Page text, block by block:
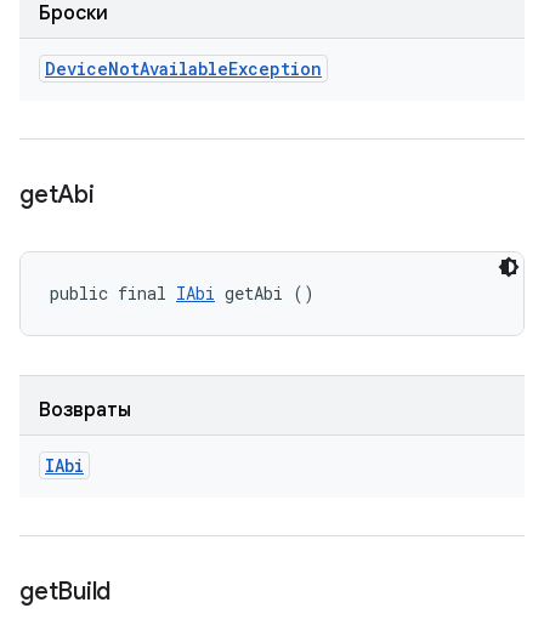
Броски
DeviceNotAvailableException
getAbi
public final IAbi getAbi ()
Возвраты
IAbi
getBuild